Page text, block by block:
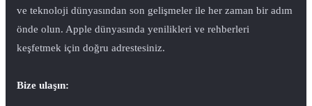
ve teknoloji dünyasından son gelişmeler ile her zaman bir adım
önde olun. Apple dünyasında yenilikleri ve rehberleri
keşfetmek için doğru adrestesiniz.
Bize ulaşın: